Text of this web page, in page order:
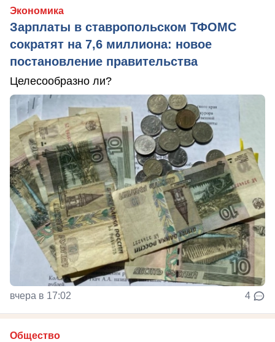
Экономика
Зарплаты в ставропольском ТФОМС
сократят на 7,6 миллиона: новое
постановление правительства
Целесообразно ли?
вчера в 17:02 4
Общество